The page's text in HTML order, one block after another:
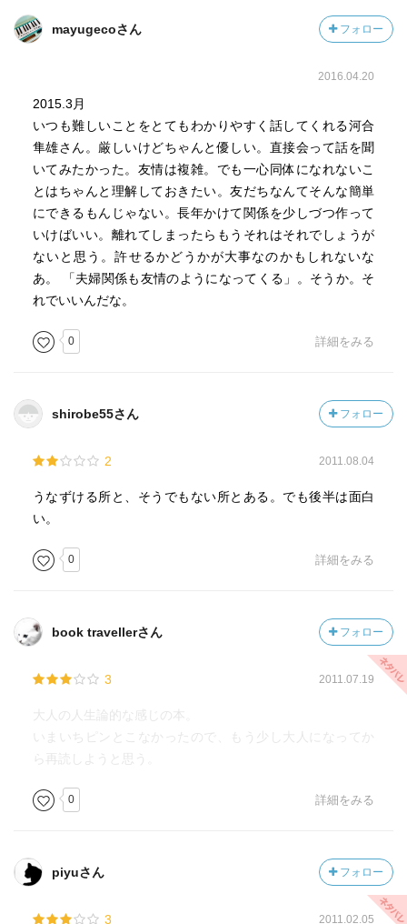
贈りものの話はすべて興味深かったし、心温まった。
贈りものの多義性は、私にも経験があり、海外の友人と話
友人は日本語が達者で、その辺りも詳しく教えてくれる
し、私も、日本だと不満や疑問に思うようなことでも、お
国柄かも知れないと思えるようになった。友情などと改め
て語ることもしてこなかったが、これは深い友情と呼べる
だろうと思えて嬉しくなった。
シンプルに大人の友情についてのみ、書かれた本だった！
美しい友情、荒んだ友情、誰と誰の友情とか、(その誰と誰
の性格にもよるのではないか！？)そういったことではな
く、人間の話だった。(そうだ、河合さんは心理学者なのだ
つも同じ友情はない。
か、人それぞれであり、友情という答えのないテーマに無
限のドラマがあるからかもしれない。
mayugecoさん フォロー
2016.04.20
2015.3月
いつも難しいことをとてもわかりやすく話してくれる河合
隼雄さん。厳しいけどちゃんと優しい。直接会って話を聞
いてみたかった。友情は複雑。でも一心同体になれないこ
とはちゃんと理解しておきたい。友だちなんてそんな簡単
にできるもんじゃない。長年かけて関係を少しづつ作って
いけばいい。離れてしまったらもうそれはそれでしょうが
ないと思う。許せるかどうかが大事なのかもしれないな
あ。 「夫婦関係も友情のようになってくる」。そうか。そ
れでいいんだな。
0 詳細をみる
shirobe55さん フォロー
2 2011.08.04
うなずける所と、そうでもない所とある。でも後半は面白
い。
0 詳細をみる
book travellerさん フォロー
3 2011.07.19
大人の人生論的な感じの本。
いまいちピンとこなかったので、もう少し大人になってか
ら再読しようと思う。
0 詳細をみる
piyuさん フォロー
3 2011.02.05